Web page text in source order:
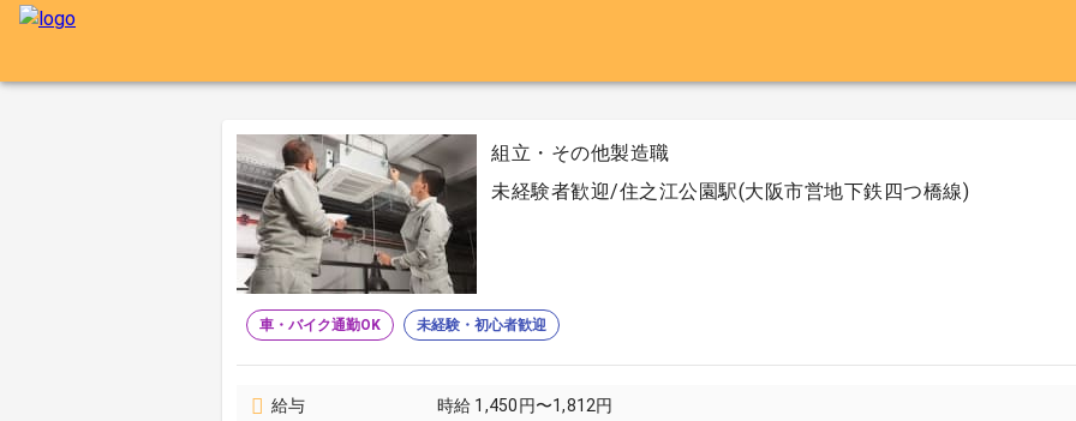
組立・その他製造職
未経験者歓迎/住之江公園駅(大阪市営地下鉄四つ橋線)
車・バイク通勤OK 未経験・初心者歓迎
給与 時給 1,450円〜1,812円